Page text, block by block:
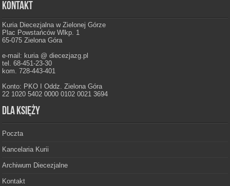
Kontakt
Kuria Diecezjalna w Zielonej Górze
Plac Powstańców Wlkp. 1
65-075 Zielona Góra
e-mail: kuria @ diecezjazg.pl
tel. 68-451-23-30
kom. 728-443-401
Konto: PKO I Oddz. Zielona Góra
22 1020 5402 0000 0102 0021 3694
Dla księży
Poczta
Kancelaria Kurii
Archiwum Diecezjalne
Kontakt